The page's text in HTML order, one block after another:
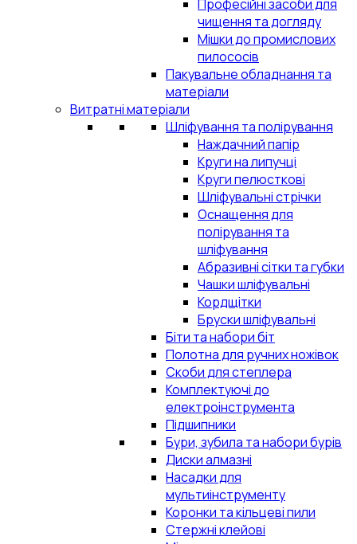
Професійні засоби для
чищення та догляду
Мішки до промислових
пилососів
Пакувальне обладнання та
матеріали
Витратні матеріали
Шліфування та полірування
Наждачний папір
Круги на липучці
Круги пелюсткові
Шліфувальні стрічки
Оснащення для
полірування та
шліфування
Абразивні сітки та губки
Чашки шліфувальні
Кордщітки
Бруски шліфувальні
Біти та набори біт
Полотна для ручних ножівок
Скоби для степлера
Комплектуючі до
електроінструмента
Підшипники
Бури, зубила та набори бурів
Диски алмазні
Насадки для
мультиінструменту
Коронки та кільцеві пили
Стержні клейові